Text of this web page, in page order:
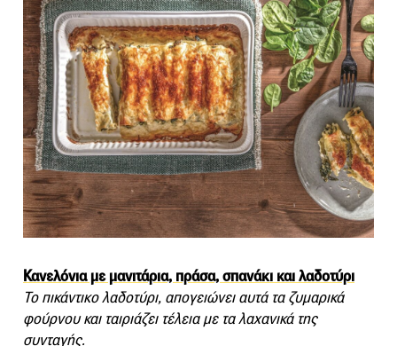
Κανελόνια με μανιτάρια, πράσα, σπανάκι και λαδοτύρι
Το πικάντικο λαδοτύρι, απογειώνει αυτά τα ζυμαρικά
φούρνου και ταιριάζει τέλεια με τα λαχανικά της
συνταγής.